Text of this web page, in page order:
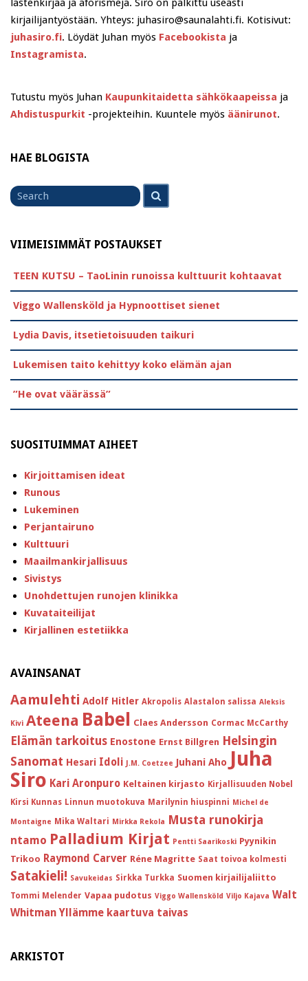
kirjailijantyöstään. Yhteys: juhasiro@saunalahti.fi. Kotisivut:
juhasiro.fi. Löydät Juhan myös Facebookista ja
Instagramista.
Tutustu myös Juhan Kaupunkitaidetta sähkökaapeissa ja
Ahdistuspurkit -projekteihin. Kuuntele myös äänirunot.
HAE BLOGISTA
Search
for
VIIMEISIMMÄT POSTAUKSET
TEEN KUTSU – TaoLinin runoissa kulttuurit kohtaavat
Viggo Wallensköld ja Hypnoottiset sienet
Lydia Davis, itsetietoisuuden taikuri
Lukemisen taito kehittyy koko elämän ajan
”He ovat väärässä”
SUOSITUIMMAT AIHEET
Kirjoittamisen ideat
Runous
Lukeminen
Perjantairuno
Kulttuuri
Maailmankirjallisuus
Sivistys
Unohdettujen runojen klinikka
Kuvataiteilijat
Kirjallinen estetiikka
AVAINSANAT
Aamulehti Adolf Hitler Akropolis Alastalon salissa Aleksis
Kivi Ateena Babel Claes Andersson Cormac McCarthy
Elämän tarkoitus Enostone Ernst Billgren Helsingin
Sanomat Hesari Idoli J.M. Coetzee Juhani Aho Juha
Siro Kari Aronpuro Keltainen kirjasto Kirjallisuuden Nobel
Kirsi Kunnas Linnun muotokuva Marilynin hiuspinni Michel de
Montaigne Mika Waltari Mirkka Rekola Musta runokirja
ntamo Palladium Kirjat Pentti Saarikoski Pyynikin
Trikoo Raymond Carver Réne Magritte Saat toivoa kolmesti
Satakieli! Savukeidas Sirkka Turkka Suomen kirjailijaliitto
Tommi Melender Vapaa pudotus Viggo Wallensköld Viljo Kajava Walt
Whitman Yllämme kaartuva taivas
ARKISTOT